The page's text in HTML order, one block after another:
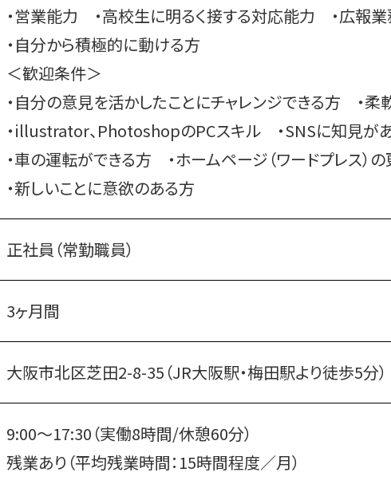
・営業能力
・高校生に明るく接する対応能力
・広報
・自分から積極的に動ける方
＜歓迎条件＞
・自分の意見を活かしたことにチャレンジできる方
・
・illustrator、PhotoshopのPCスキル
・SNSに知見が
・車の運転ができる方
・ホームページ（ワードプレス）
・新しいことに意欲のある方
正社員（常勤職員）
3ヶ月間
大阪市北区芝田2-8-35（JR大阪駅・梅田駅より徒歩5分）
9:00～17:30（実働8時間/休憩60分）
残業あり（平均残業時間：15時間程度／月）